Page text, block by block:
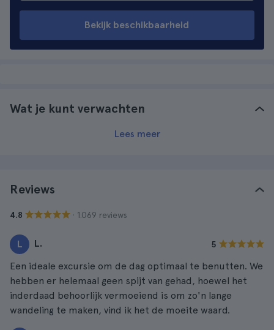
Bekijk beschikbaarheid
Wat je kunt verwachten
Lees meer
Reviews
4.8 · 1.069 reviews
L L. 5
Een ideale excursie om de dag optimaal te benutten. We
hebben er helemaal geen spijt van gehad, hoewel het
inderdaad behoorlijk vermoeiend is om zo'n lange
wandeling te maken, vind ik het de moeite waard.